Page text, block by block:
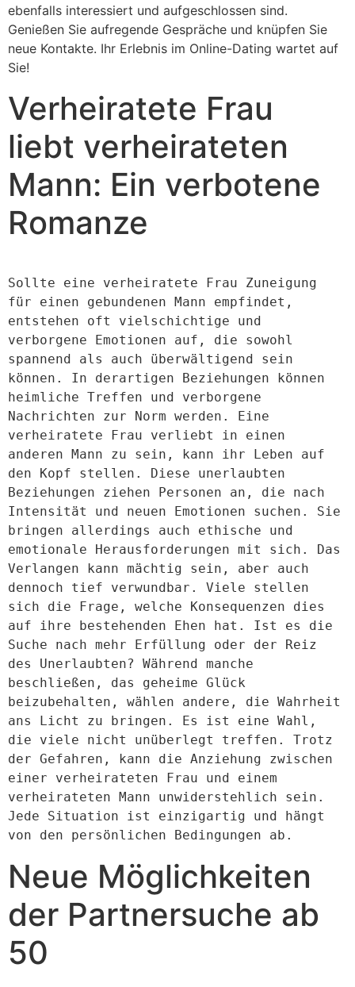
ebenfalls interessiert und aufgeschlossen sind.
Genießen Sie aufregende Gespräche und knüpfen Sie
neue Kontakte. Ihr Erlebnis im Online-Dating wartet auf
Sie!
Verheiratete Frau
liebt verheirateten
Mann: Ein verbotene
Romanze
Sollte eine verheiratete Frau Zuneigung
für einen gebundenen Mann empfindet,
entstehen oft vielschichtige und
verborgene Emotionen auf, die sowohl
spannend als auch überwältigend sein
können. In derartigen Beziehungen können
heimliche Treffen und verborgene
Nachrichten zur Norm werden. Eine
verheiratete Frau verliebt in einen
anderen Mann zu sein, kann ihr Leben auf
den Kopf stellen. Diese unerlaubten
Beziehungen ziehen Personen an, die nach
Intensität und neuen Emotionen suchen. Sie
bringen allerdings auch ethische und
emotionale Herausforderungen mit sich. Das
Verlangen kann mächtig sein, aber auch
dennoch tief verwundbar. Viele stellen
sich die Frage, welche Konsequenzen dies
auf ihre bestehenden Ehen hat. Ist es die
Suche nach mehr Erfüllung oder der Reiz
des Unerlaubten? Während manche
beschließen, das geheime Glück
beizubehalten, wählen andere, die Wahrheit
ans Licht zu bringen. Es ist eine Wahl,
die viele nicht unüberlegt treffen. Trotz
der Gefahren, kann die Anziehung zwischen
einer verheirateten Frau und einem
verheirateten Mann unwiderstehlich sein.
Jede Situation ist einzigartig und hängt
von den persönlichen Bedingungen ab.
Neue Möglichkeiten
der Partnersuche ab
50